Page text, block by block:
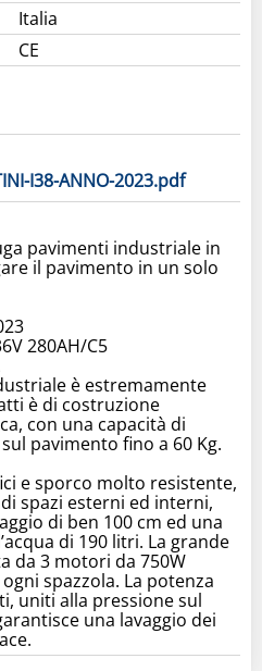
Italia
CE
I38-ANNO-2023.pdf
pavimenti industriale in
il pavimento in un solo
280AH/C5
è estremamente
è di costruzione
con una capacità di
pavimento fino a 60 Kg.
e sporco molto resistente,
spazi esterni ed interni,
di ben 100 cm ed una
di 190 litri. La grande
da 3 motori da 750W
spazzola. La potenza
uniti alla pressione sul
una lavaggio dei